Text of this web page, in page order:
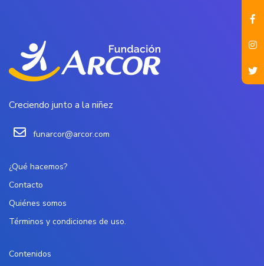
Creciendo junto a la niñez
funarcor@arcor.com
¿Qué hacemos?
Contacto
Quiénes somos
Términos y condiciones de uso.
Contenidos